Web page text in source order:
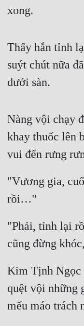
Khoa Huyễn
Kinh Dị
Kiếm Hiệp
Kỳ Huyễn
Linh Dị
Làm Giàu
Mưu Mô
Mạt Thế
Mỹ Thực
Ngôn Tình
xong.
Thấy hắn tỉnh
suýt chút nữa
dưới sàn.
Nàng vội chạy
khay thuốc lên
vui đến rưng
"Vương gia,
rồi…"
"Phải, tỉnh lại
cũng đừng
Kim Tịnh Ngọc
quệt vội những
mếu máo trách